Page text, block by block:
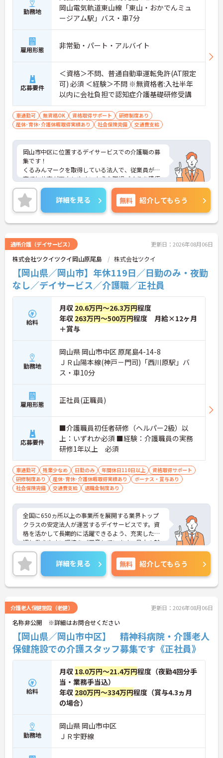
■ 子育て世代も働きやすい環境
家庭との両立を支援する職場です
・託児施設あり
・育児時短勤務制度あり
→ ライフステージに合わせて働き続けやすい環境で
す♪
■ 福利厚生と休日制度が充実
働きやすさに配慮された職場です
・年間休日115日
・時間外労働なし
・フィットネスマシン無料利用可
→ 仕事とプライベートのメリハリをつけて働けます
♪
勤務地
岡山電気軌道東山線「東山・おかでんミュ
ージアム駅」バス・車7分
雇用形態 非常勤・パート・アルバイト
応募要件
＜資格＞不問、普通自動車運転免許(AT限定
可) 必須 ＜経験＞不問 ※無資格者:入社半年
以内に会社負担で認知症介護基礎研修受講
車通勤可 無資格OK 資格取得サポート
研修制度あり
産休･育休･介護休暇取得実績あり
社会保険完備 交通費支給
岡山市中区に位置するデイサービスでの介護職の募
集です！
くるみんマークを取得している法人で、従業員が子
育てと仕事が両立しやすいような職場づくりを積極
的に行っています。
ご興味ある方には、面接対策ポイントなど、さらに
詳細をお話しいたしますのでお気軽にご相談くださ
い！
詳細を見る 無料 紹介してもらう
通所介護（デイサービス） 更新日：2026年08月06日
株式会社ツクイツクイ岡山原尾島 株式会社ツクイ
【岡山県／岡山市】年休119日／日勤のみ・夜勤
なし／デイサービス／介護職／正社員
給料
月収 20.6万円～26.3万円程度
年収 263万円～500万円程度 月給×12ヶ月
＋賞与
勤務地
岡山県 岡山市中区 原尾島4-14-8
ＪＲ山陽本線(神戸－門司)「西川原駅」バ
ス・車10分
雇用形態 正社員(正職員)
応募要件
■介護職員初任者研修（ヘルパー2級）以
上：いずれか必須 ■経験：介護職員の実務
研修1年以上 必須
車通勤可 残業少なめ 日勤のみ 年間休日110日以上
資格取得サポート
研修制度あり
産休･育休･介護休暇取得実績あり
ボーナス・賞与あり
社会保険完備
交通費支給 退職金制度あり
全国に650ヵ所以上の事業所を展開する業界トップ
クラスの安定法人が運営するデイサービスです。資
格を活かして長期的に活躍できるよう、充実した待
遇と働きやすい環境をご用意しています。最大の魅
力は夜勤なしの日勤のみで年間休日は119日しっか
り確保できる点にあります。毎月付与されるリフレ
ッシュ休暇を利用して連休の取得も可能です。ま
た、子育てサポート企業として「くるみん認定」を
取得しており、こども休暇や充実した扶養手当など
入社後1年間は専用のチューターがつき手厚くフォ
ローするため、新しい環境への不安を軽減できま
す。最大185万円の賞与支給の実績や、宿泊費補助
等の独自の福利厚生制度も備わっており、有資格者
の方がご自身の個性を大切にしながらやりがいを持
って働き続けられるおすすめの職場です。
★おすすめPOINT★
【夜勤なし×年間休日119日！オンオフのメリハリ
をつけて働ける環境です】
・身体への負担が少ない夜勤なしの勤務で年間休日
119日がしっかりと確保されています
・毎月1日付与されるリフレッシュ休暇と有給を組
み合わせて連休を取得しプライベートを満喫できま
・子育てサポート企業として「くるみん認定」を取
得しており未就学児向けのこども休暇など支援体制
詳細を見る 無料 紹介してもらう
介護老人保健施設（老健） 更新日：2026年08月06日
名称非公開 ※詳細はお問合せください
【岡山県／岡山市中区】 精神科病院・介護老人
保健施設での介護スタッフ募集です《正社員》
給料
月収 18.0万円～21.4万円程度（夜勤4回分手
当・業務手当込）
年収 280万円～334万円程度（賞与4.3ヵ月
の場合）
勤務地
岡山県 岡山市中区
ＪＲ宇野線